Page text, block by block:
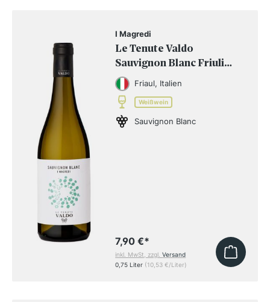
I Magredi
Le Tenute Valdo
Sauvignon Blanc Friuli
Grave DOC 2025
Friaul, Italien
Weißwein
Sauvignon Blanc
7,90 €*
inkl. MwSt, zzgl.Versand
0,75 Liter (10,53 €/Liter)